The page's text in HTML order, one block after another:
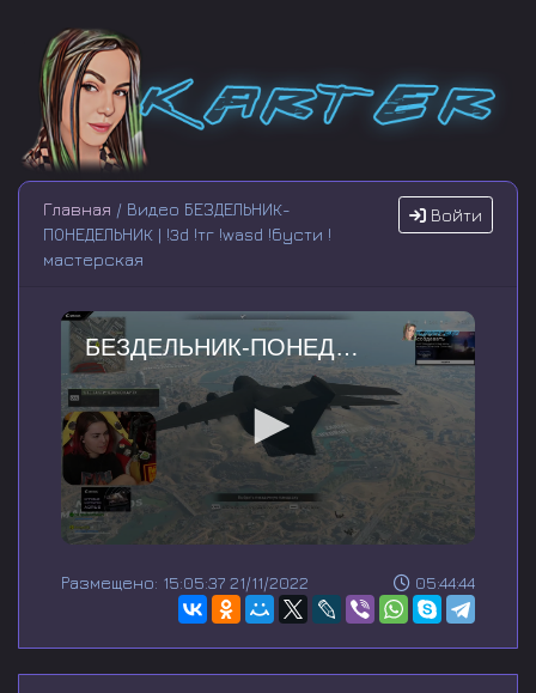
Войти
Главная / Видео БЕЗДЕЛЬНИК-
ПОНЕДЕЛЬНИК | !3d !тг !wasd !бусти !
мастерская
БЕЗДЕЛЬНИК-ПОНЕДЕЛЬНИК | !3d !тг !wasd !бусти !мастерская
e
n
05:44:44
Размещено: 15:05:37 21/11/2022